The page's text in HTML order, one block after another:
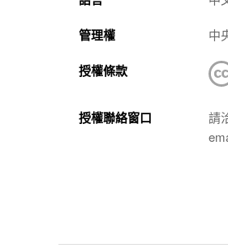
管理權 中
授權條款
授權聯絡窗口
請